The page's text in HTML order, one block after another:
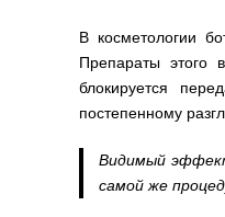
В косметологии
Препараты этого
блокируется
постепенному
Видимый
самой же